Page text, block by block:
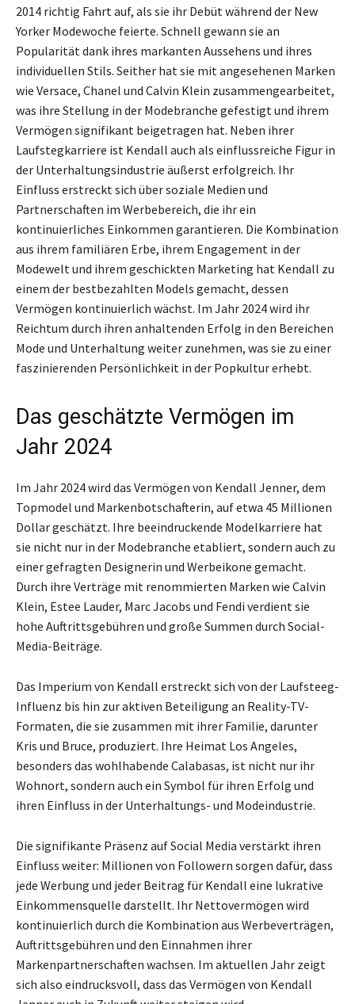
2014 richtig Fahrt auf, als sie ihr Debüt während der New
Yorker Modewoche feierte. Schnell gewann sie an
Popularität dank ihres markanten Aussehens und ihres
individuellen Stils. Seither hat sie mit angesehenen Marken
wie Versace, Chanel und Calvin Klein zusammengearbeitet,
was ihre Stellung in der Modebranche gefestigt und ihrem
Vermögen signifikant beigetragen hat. Neben ihrer
Laufstegkarriere ist Kendall auch als einflussreiche Figur in
der Unterhaltungsindustrie äußerst erfolgreich. Ihr
Einfluss erstreckt sich über soziale Medien und
Partnerschaften im Werbebereich, die ihr ein
kontinuierliches Einkommen garantieren. Die Kombination
aus ihrem familiären Erbe, ihrem Engagement in der
Modewelt und ihrem geschickten Marketing hat Kendall zu
einem der bestbezahlten Models gemacht, dessen
Vermögen kontinuierlich wächst. Im Jahr 2024 wird ihr
Reichtum durch ihren anhaltenden Erfolg in den Bereichen
Mode und Unterhaltung weiter zunehmen, was sie zu einer
faszinierenden Persönlichkeit in der Popkultur erhebt.
Das geschätzte Vermögen im
Jahr 2024
Im Jahr 2024 wird das Vermögen von Kendall Jenner, dem
Topmodel und Markenbotschafterin, auf etwa 45 Millionen
Dollar geschätzt. Ihre beeindruckende Modelkarriere hat
sie nicht nur in der Modebranche etabliert, sondern auch zu
einer gefragten Designerin und Werbeikone gemacht.
Durch ihre Verträge mit renommierten Marken wie Calvin
Klein, Estee Lauder, Marc Jacobs und Fendi verdient sie
hohe Auftrittsgebühren und große Summen durch Social-
Media-Beiträge.
Das Imperium von Kendall erstreckt sich von der Laufsteeg-
Influenz bis hin zur aktiven Beteiligung an Reality-TV-
Formaten, die sie zusammen mit ihrer Familie, darunter
Kris und Bruce, produziert. Ihre Heimat Los Angeles,
besonders das wohlhabende Calabasas, ist nicht nur ihr
Wohnort, sondern auch ein Symbol für ihren Erfolg und
ihren Einfluss in der Unterhaltungs- und Modeindustrie.
Die signifikante Präsenz auf Social Media verstärkt ihren
Einfluss weiter: Millionen von Followern sorgen dafür, dass
jede Werbung und jeder Beitrag für Kendall eine lukrative
Einkommensquelle darstellt. Ihr Nettovermögen wird
kontinuierlich durch die Kombination aus Werbeverträgen,
Auftrittsgebühren und den Einnahmen ihrer
Markenpartnerschaften wachsen. Im aktuellen Jahr zeigt
sich also eindrucksvoll, dass das Vermögen von Kendall